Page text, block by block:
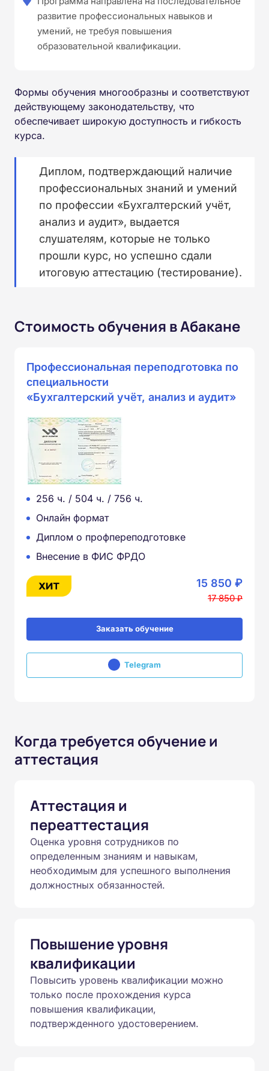
развитие профессиональных навыков и
умений, не требуя повышения
образовательной квалификации.
Формы обучения многообразны и соответствуют
действующему законодательству, что
обеспечивает широкую доступность и гибкость
курса.
Диплом, подтверждающий наличие
профессиональных знаний и умений
по профессии «Бухгалтерский учёт,
анализ и аудит», выдается
слушателям, которые не только
прошли курс, но успешно сдали
итоговую аттестацию (тестирование).
Стоимость обучения в Абакане
Профессиональная переподготовка по
специальности
«Бухгалтерский учёт, анализ и аудит»
256 ч. / 504 ч. / 756 ч.
Онлайн формат
Диплом о профпереподготовке
Внесение в ФИС ФРДО
15 850 ₽
17 850 ₽
Заказать обучение
Telegram
Когда требуется обучение и
аттестация
Аттестация и
переаттестация
Оценка уровня сотрудников по
определенным знаниям и навыкам,
необходимым для успешного выполнения
должностных обязанностей.
Повышение уровня
квалификации
Повысить уровень квалификации можно
только после прохождения курса
повышения квалификации,
подтвержденного удостоверением.